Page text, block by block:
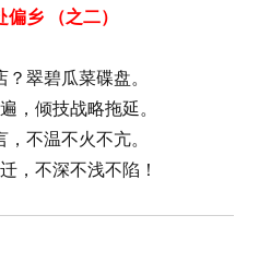
乡 （之二）
翠碧瓜菜碟盘。
，倾技战略拖延。
不温不火不亢。
，不深不浅不陷！